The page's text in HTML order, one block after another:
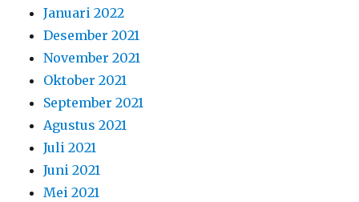
Januari 2022
Desember 2021
November 2021
Oktober 2021
September 2021
Agustus 2021
Juli 2021
Juni 2021
Mei 2021